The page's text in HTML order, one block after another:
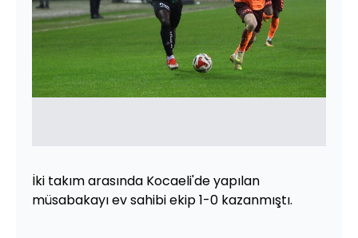
İki takım arasında Kocaeli'de yapılan
müsabakayı ev sahibi ekip 1-0 kazanmıştı.